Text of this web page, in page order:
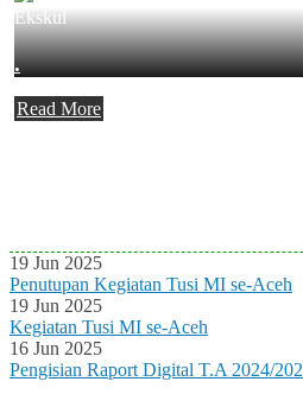
Ekskul
.
Read More
19 Jun 2025
Penutupan Kegiatan Tusi MI se-Aceh
19 Jun 2025
Kegiatan Tusi MI se-Aceh
16 Jun 2025
Pengisian Raport Digital T.A 2024/